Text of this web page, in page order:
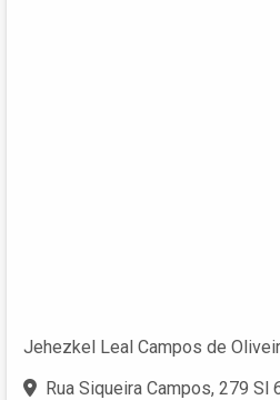
Jehezkel Leal Campos de
Rua Siqueira Campos, 279 Sl